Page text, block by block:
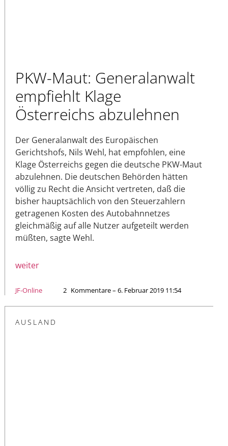
PKW-Maut: Generalanwalt
empfiehlt Klage
Österreichs abzulehnen
Der Generalanwalt des Europäischen
Gerichtshofs, Nils Wehl, hat empfohlen, eine
Klage Österreichs gegen die deutsche PKW-Maut
abzulehnen. Die deutschen Behörden hätten
völlig zu Recht die Ansicht vertreten, daß die
bisher hauptsächlich von den Steuerzahlern
getragenen Kosten des Autobahnnetzes
gleichmäßig auf alle Nutzer aufgeteilt werden
müßten, sagte Wehl.
weiter
JF-Online 2 Kommentare – 6. Februar 2019 11:54
AUSLAND